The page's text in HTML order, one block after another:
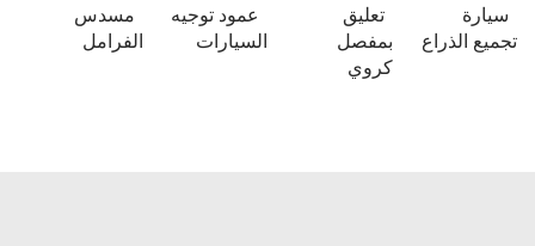
سيارة
تجميع الذراع
تعليق
بمفصل
كروي
عمود توجيه
السيارات
مسدس
الفرامل